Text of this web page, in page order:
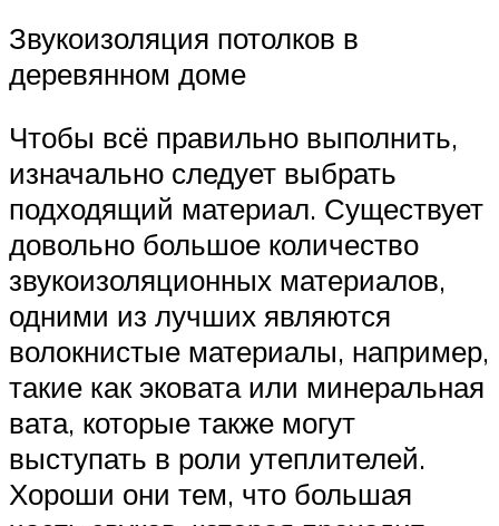
Звукоизоляция потолков в
деревянном доме
Чтобы всё правильно выполнить,
изначально следует выбрать
подходящий материал. Существует
довольно большое количество
звукоизоляционных материалов,
одними из лучших являются
волокнистые материалы, например,
такие как эковата или минеральная
вата, которые также могут
выступать в роли утеплителей.
Хороши они тем, что большая